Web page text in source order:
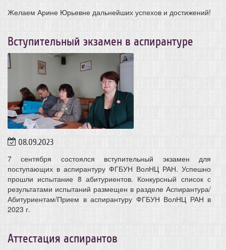
Желаем Арине Юрьевне дальнейших успехов и достижений!
Вступительный экзамен в аспирантуре
08.09.2023
7 сентября состоялся вступительный экзамен для
поступающих в аспирантуру ФГБУН ВолНЦ РАН. Успешно
прошли испытание 8 абитуриентов. Конкурсный список с
результатами испытаний размещен в разделе Аспирантура/
Абитуриентам/Прием в аспирантуру ФГБУН ВолНЦ РАН в
2023 г.
Аттестация аспирантов